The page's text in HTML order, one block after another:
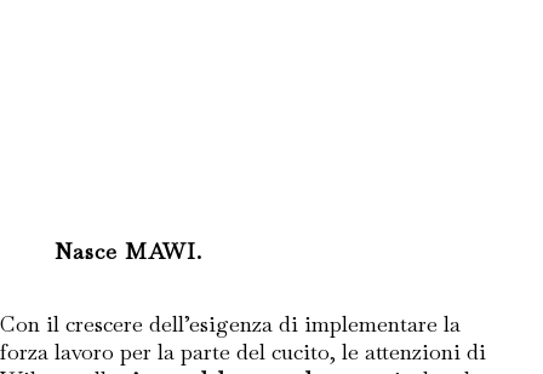
Nasce MAWI.
Con il crescere dell’esigenza di implementare la
forza lavoro per la parte del cucito, le attenzioni di